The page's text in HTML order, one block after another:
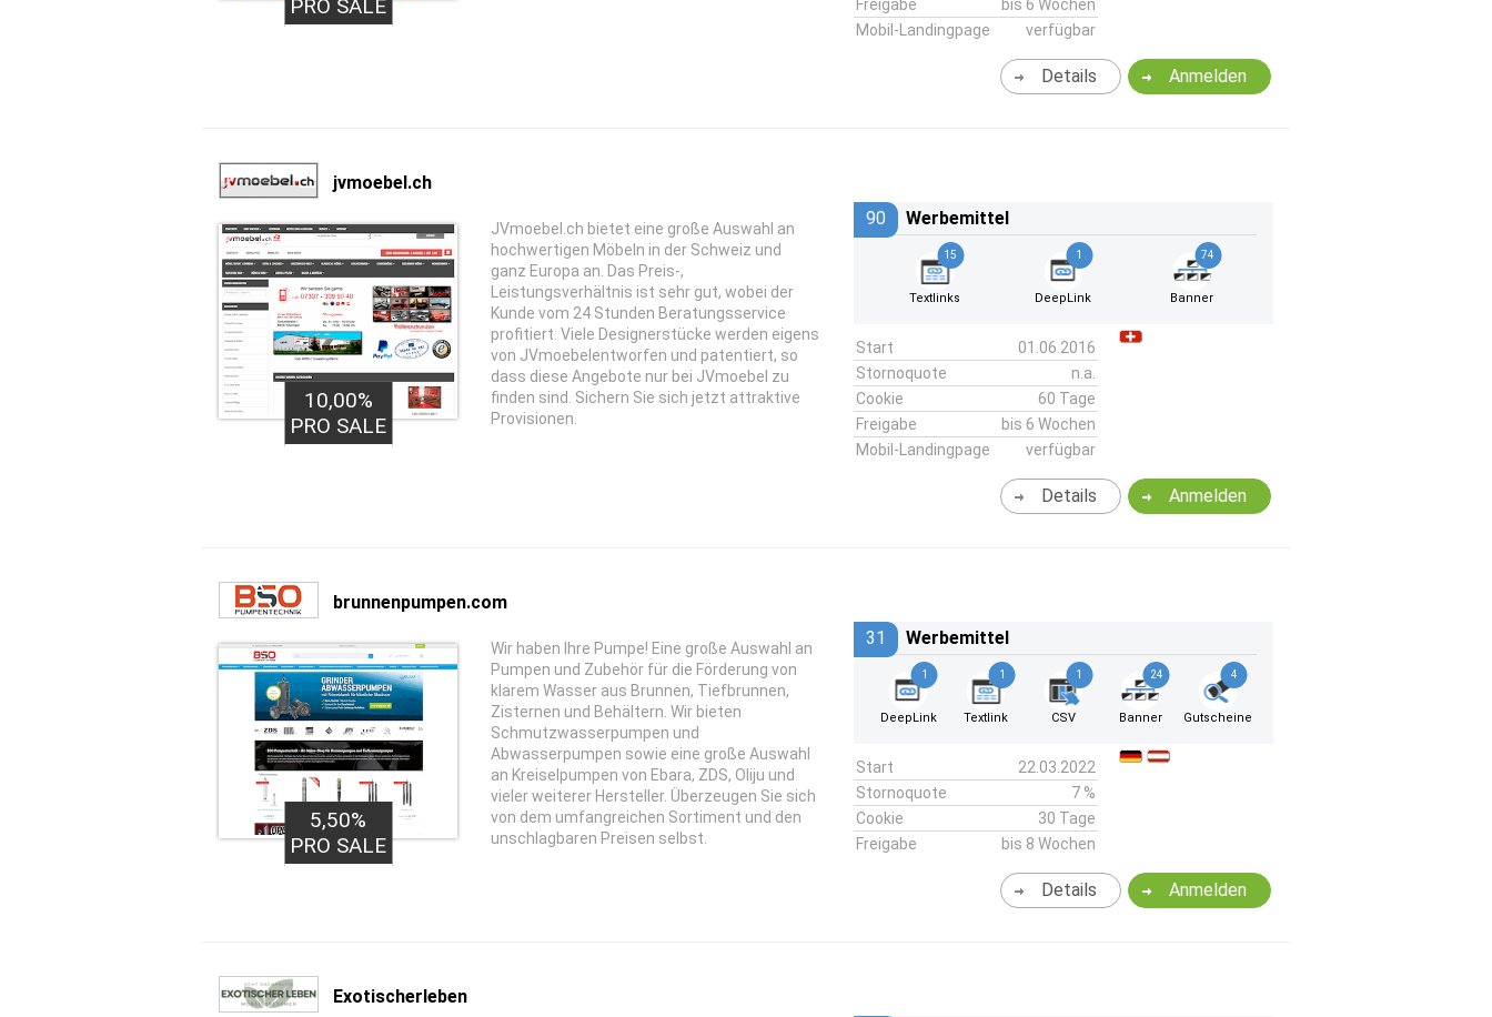
PRO SALE
Freigabe
bis 6 Wochen
Mobil-Landingpage
verfügbar
Anmelden
Details
jvmoebel.ch
10,00%
PRO SALE
JVmoebel.ch bietet eine große Auswahl an
hochwertigen Möbeln in der Schweiz und
ganz Europa an. Das Preis-,
Leistungsverhältnis ist sehr gut, wobei der
Kunde vom 24 Stunden Beratungsservice
profitiert. Viele Designerstücke werden eigens
von JVmoebelentworfen und patentiert, so
dass diese Angebote nur bei JVmoebel zu
finden sind. Sichern Sie sich jetzt attraktive
Provisionen.
90 Werbemittel
15
Textlinks
1
DeepLink
74
Banner
Start
01.06.2016
Stornoquote
n.a.
Cookie
60 Tage
Freigabe
bis 6 Wochen
Mobil-Landingpage
verfügbar
Anmelden
Details
brunnenpumpen.com
5,50%
PRO SALE
Wir haben Ihre Pumpe! Eine große Auswahl an
Pumpen und Zubehör für die Förderung von
klarem Wasser aus Brunnen, Tiefbrunnen,
Zisternen und Behältern. Wir bieten
Schmutzwasserpumpen und
Abwasserpumpen sowie eine große Auswahl
an Kreiselpumpen von Ebara, ZDS, Oliju und
vieler weiterer Hersteller. Überzeugen Sie sich
von dem umfangreichen Sortiment und den
unschlagbaren Preisen selbst.
31 Werbemittel
1
DeepLink
1
Textlink
1
CSV
24
Banner
4
Gutscheine
Start
22.03.2022
Stornoquote
7 %
Cookie
30 Tage
Freigabe
bis 8 Wochen
Anmelden
Details
Exotischerleben